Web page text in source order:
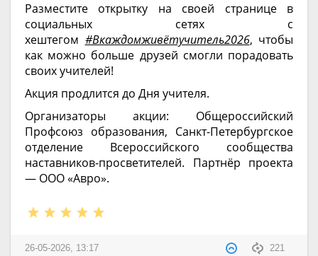
Разместите открытку на своей странице в
социальных сетях с
хештегом #Вкаждомживётучитель2026, чтобы
как можно больше друзей смогли порадовать
своих учителей!
Акция продлится до Дня учителя.
Организаторы акции: Общероссийский
Профсоюз образования, Санкт-Петербургское
отделение Всероссийского сообщества
наставников-просветителей. Партнёр проекта
— ООО «Авро».
221
26-05-2026, 13:17